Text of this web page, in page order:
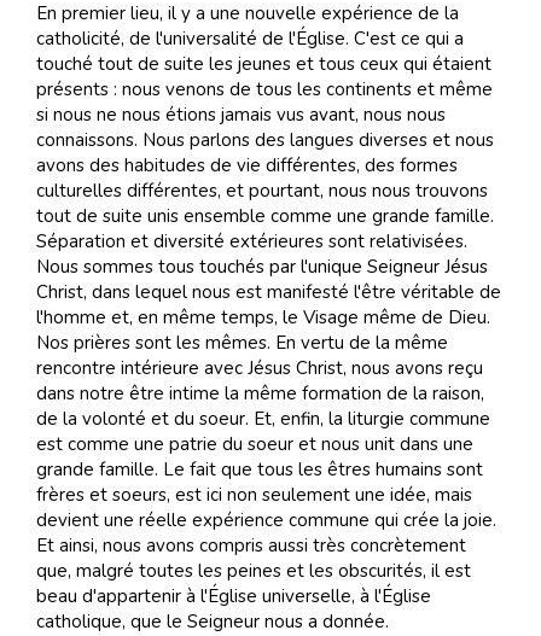
En premier lieu, il y a une nouvelle expérience de la
catholicité, de l'universalité de l'Église. C'est ce qui a
touché tout de suite les jeunes et tous ceux qui étaient
présents : nous venons de tous les continents et même
si nous ne nous étions jamais vus avant, nous nous
connaissons. Nous parlons des langues diverses et nous
avons des habitudes de vie différentes, des formes
culturelles différentes, et pourtant, nous nous trouvons
tout de suite unis ensemble comme une grande famille.
Séparation et diversité extérieures sont relativisées.
Nous sommes tous touchés par l'unique Seigneur Jésus
Christ, dans lequel nous est manifesté l'être véritable de
l'homme et, en même temps, le Visage même de Dieu.
Nos prières sont les mêmes. En vertu de la même
rencontre intérieure avec Jésus Christ, nous avons reçu
dans notre être intime la même formation de la raison,
de la volonté et du soeur. Et, enfin, la liturgie commune
est comme une patrie du soeur et nous unit dans une
grande famille. Le fait que tous les êtres humains sont
frères et soeurs, est ici non seulement une idée, mais
devient une réelle expérience commune qui crée la joie.
Et ainsi, nous avons compris aussi très concrètement
que, malgré toutes les peines et les obscurités, il est
beau d'appartenir à l'Église universelle, à l'Église
catholique, que le Seigneur nous a donnée.